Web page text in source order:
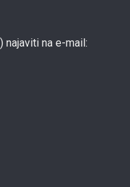
najaviti na e-mail: